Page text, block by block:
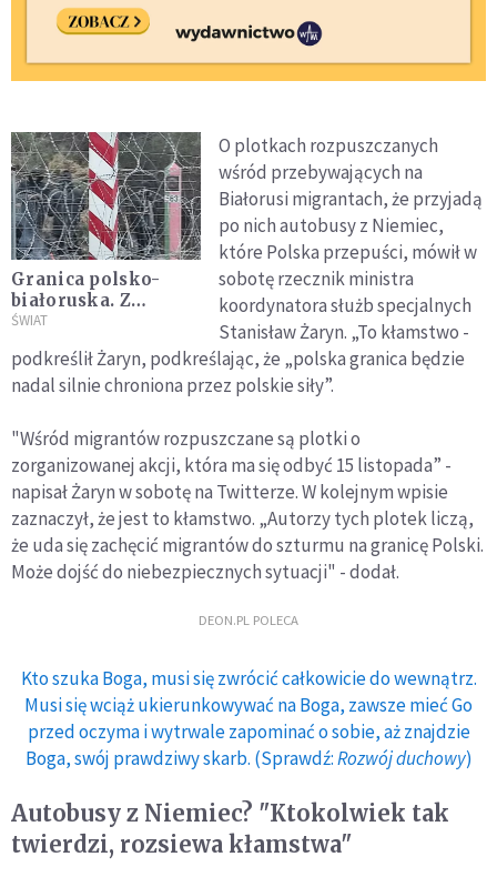
Granica polsko-
białoruska. Z
Białorusi nadciąga
imigrantów
ŚWIAT
O plotkach rozpuszczanych
wśród przebywających na
Białorusi migrantach, że przyjadą
po nich autobusy z Niemiec,
które Polska przepuści, mówił w
sobotę rzecznik ministra
koordynatora służb specjalnych
Stanisław Żaryn. „To kłamstwo -
podkreślił Żaryn, podkreślając, że „polska granica będzie
nadal silnie chroniona przez polskie siły”.
"Wśród migrantów rozpuszczane są plotki o
zorganizowanej akcji, która ma się odbyć 15 listopada” -
napisał Żaryn w sobotę na Twitterze. W kolejnym wpisie
zaznaczył, że jest to kłamstwo. „Autorzy tych plotek liczą,
że uda się zachęcić migrantów do szturmu na granicę Polski.
Może dojść do niebezpiecznych sytuacji" - dodał.
DEON.PL POLECA
Kto szuka Boga, musi się zwrócić całkowicie do wewnątrz.
Musi się wciąż ukierunkowywać na Boga, zawsze mieć Go
przed oczyma i wytrwale zapominać o sobie, aż znajdzie
Boga, swój prawdziwy skarb. (Sprawdź:Rozwój duchowy)
Autobusy z Niemiec? "Ktokolwiek tak
twierdzi, rozsiewa kłamstwa"